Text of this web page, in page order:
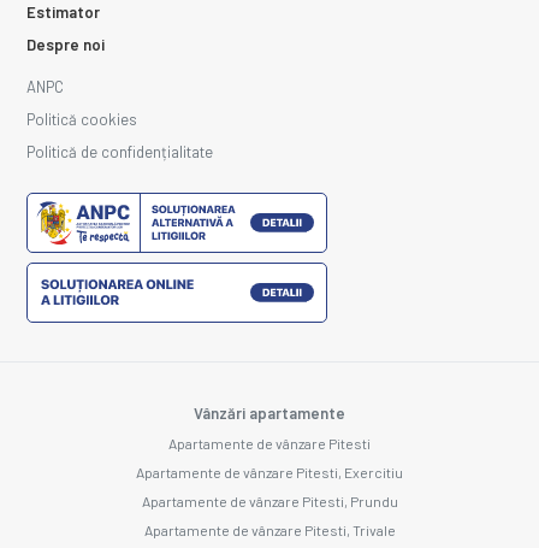
Estimator
Despre noi
ANPC
Politică cookies
Politică de confidențialitate
Vânzări apartamente
Apartamente de vânzare Pitesti
Apartamente de vânzare Pitesti, Exercitiu
Apartamente de vânzare Pitesti, Prundu
Apartamente de vânzare Pitesti, Trivale